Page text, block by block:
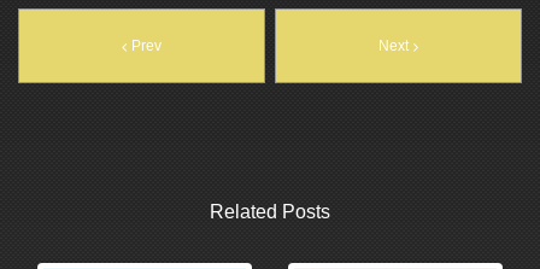
Prev Next
Related Posts